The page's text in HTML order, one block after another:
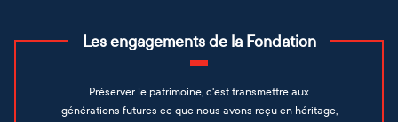
Les engagements de la Fondation
Préserver le patrimoine, c'est transmettre aux
générations futures ce que nous avons reçu en héritage,